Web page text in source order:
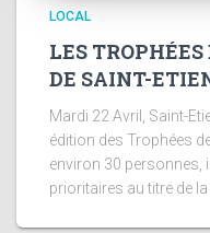
LOCAL
LES
DE SAINT-
Mardi 22 Avril, Saint-
édition des Trophées
environ 30 personnes,
prioritaires au titre de